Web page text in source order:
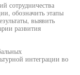
сотрудничества
обозначить этапы
выявить
развития
интеграции во